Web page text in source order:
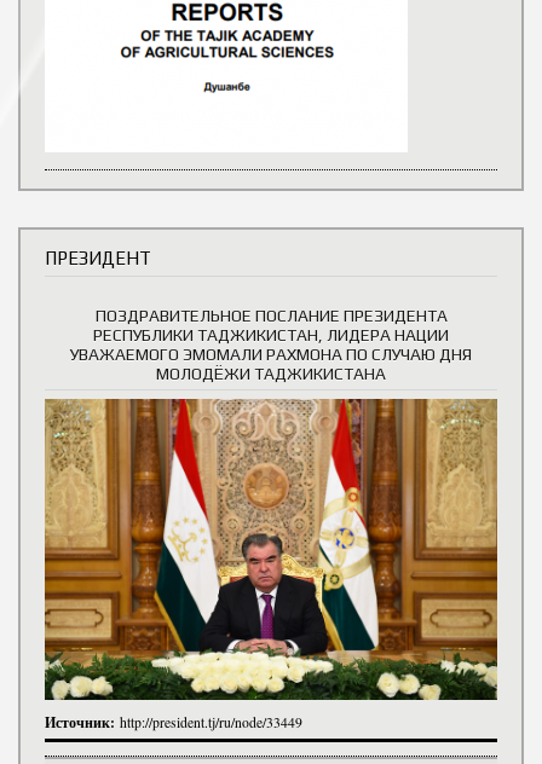
ПРЕЗИДЕНТ
ПОЗДРАВИТЕЛЬНОЕ ПОСЛАНИЕ ПРЕЗИДЕНТА
РЕСПУБЛИКИ ТАДЖИКИСТАН, ЛИДЕРА НАЦИИ
УВАЖАЕМОГО ЭМОМАЛИ РАХМОНА ПО СЛУЧАЮ ДНЯ
МОЛОДЁЖИ ТАДЖИКИСТАНА
Источник: http://president.tj/ru/node/33449